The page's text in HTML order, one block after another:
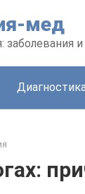
мед
заболевания и